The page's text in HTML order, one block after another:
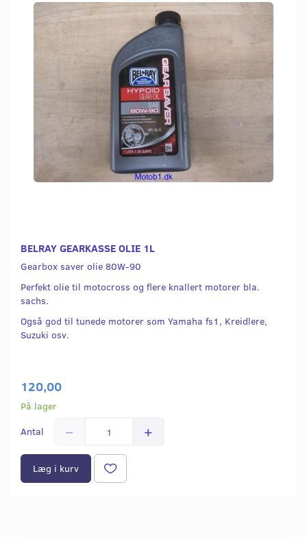
BELRAY GEARKASSE OLIE 1L
Gearbox saver olie 80W-90
Perfekt olie til motocross og flere knallert motorer bla.
sachs.
Også god til tunede motorer som Yamaha fs1, Kreidlere,
Suzuki osv.
120,00
På lager
Antal
Læg i kurv